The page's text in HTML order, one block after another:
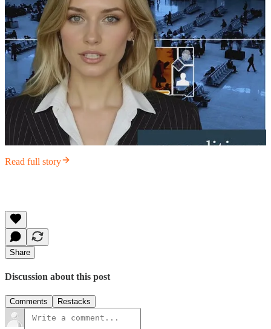
Read full story
Share
Discussion about this post
Comments Restacks